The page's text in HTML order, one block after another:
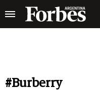
#Burberry